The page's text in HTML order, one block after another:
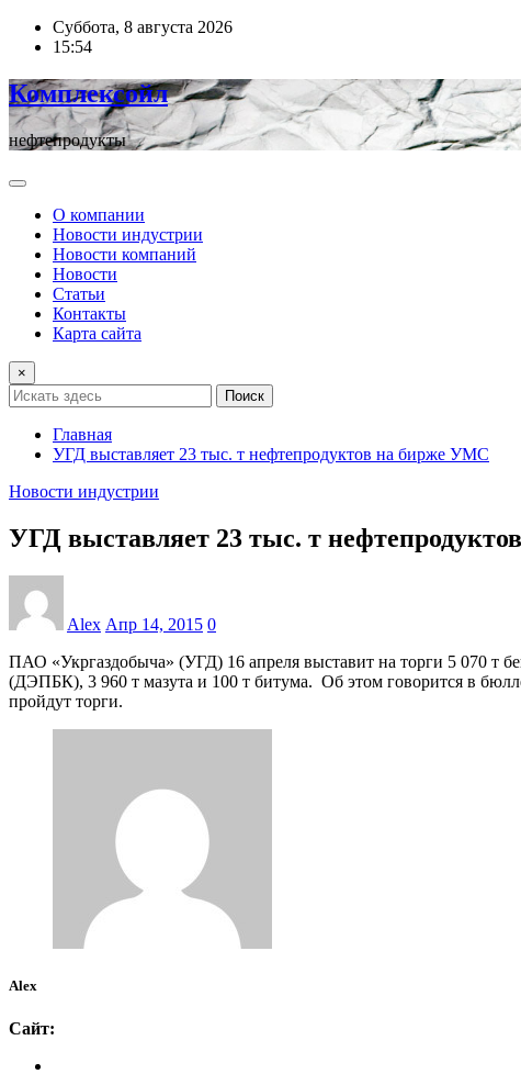
ПерейтиСуббота, 8 августа 2026
15:54
Комплексойл
нефтепродукты
О компании
Новости индустрии
Новости компаний
Новости
Статьи
Контакты
Карта сайта
×
Поиск
Главная
УГД выставляет 23 тыс. т нефтепродуктов на бирже УМС
Новости индустрии
УГД выставляет 23 тыс. т
Alex Апр 14, 2015 0
ПАО «Укргаздобыча» (УГД) 16 апреля выставит на торги 5 070 т
(ДЭПБК), 3 960 т мазута и 100 т битума. Об этом говорится в
пройдут торги.
Alex
Сайт: